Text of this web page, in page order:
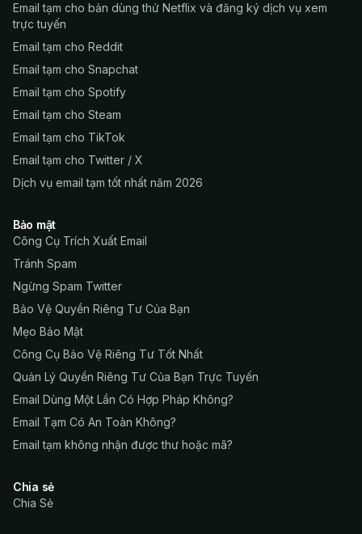
Email tạm cho bản dùng thử Netflix và đăng ký dịch vụ xem
trực tuyến
Email tạm cho Reddit
Email tạm cho Snapchat
Email tạm cho Spotify
Email tạm cho Steam
Email tạm cho TikTok
Email tạm cho Twitter / X
Dịch vụ email tạm tốt nhất năm 2026
Bảo mật
Công Cụ Trích Xuất Email
Tránh Spam
Ngừng Spam Twitter
Bảo Vệ Quyền Riêng Tư Của Bạn
Mẹo Bảo Mật
Công Cụ Bảo Vệ Riêng Tư Tốt Nhất
Quản Lý Quyền Riêng Tư Của Bạn Trực Tuyến
Email Dùng Một Lần Có Hợp Pháp Không?
Email Tạm Có An Toàn Không?
Email tạm không nhận được thư hoặc mã?
Chia sẻ
Chia Sẻ